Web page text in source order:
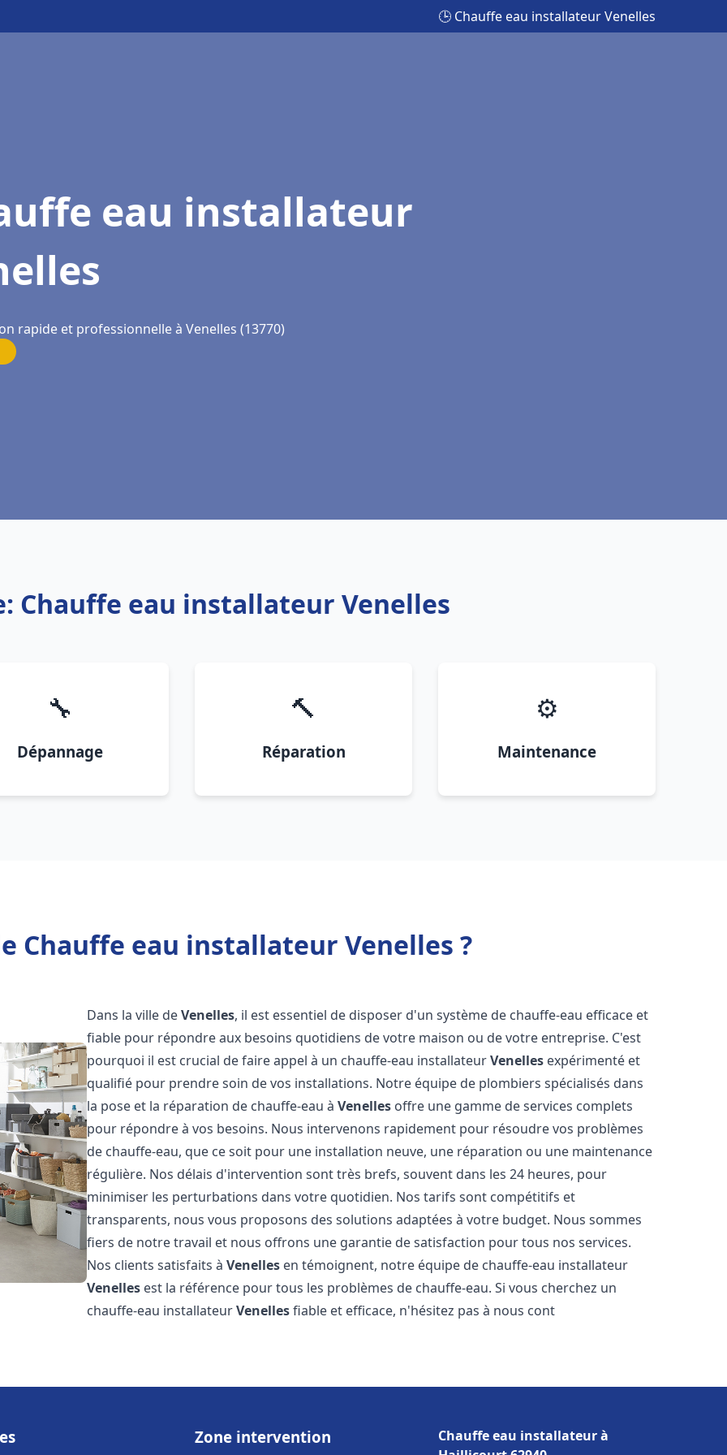
🕒 Chauffe eau installateur Venelles
eau installateur
rapide et professionnelle à Venelles (13770)
Chauffe eau installateur Venelles
🔧
Dépannage
🔨
Réparation
⚙️
Maintenance
Chauffe eau installateur Venelles ?
Dans la ville deVenelles, il est essentiel de disposer d'un système de chauffe-eau efficace et
fiable pour répondre aux besoins quotidiens de votre maison ou de votre entreprise. C'est
pourquoi il est crucial de faire appel à un chauffe-eau installateurVenelles expérimenté et
qualifié pour prendre soin de vos installations. Notre équipe de plombiers spécialisés dans
la pose et la réparation de chauffe-eau àVenelles offre une gamme de services complets
pour répondre à vos besoins. Nous intervenons rapidement pour résoudre vos problèmes
de chauffe-eau, que ce soit pour une installation neuve, une réparation ou une maintenance
régulière. Nos délais d'intervention sont très brefs, souvent dans les 24 heures, pour
minimiser les perturbations dans votre quotidien. Nos tarifs sont compétitifs et
transparents, nous vous proposons des solutions adaptées à votre budget. Nous sommes
fiers de notre travail et nous offrons une garantie de satisfaction pour tous nos services.
Nos clients satisfaits àVenelles en témoignent, notre équipe de chauffe-eau installateur
Venelles est la référence pour tous les problèmes de chauffe-eau. Si vous cherchez un
chauffe-eau installateurVenellesfiable et efficace, n'hésitez pas à nous cont
Zone intervention
Chauffe eau installateur à